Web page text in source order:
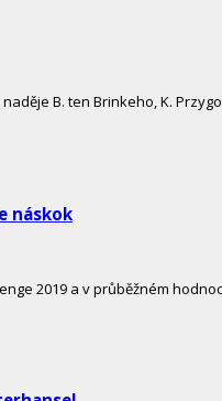
B. ten Brinkeho, K.
náskok
2019 a v průběžném